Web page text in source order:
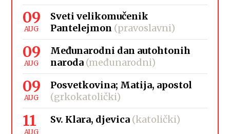
09
AUG
Sveti velikomučenik
Pantelejmon (pravoslavni)
09
AUG
Međunarodni dan autohtonih
naroda (međunarodni)
09
AUG
Posvetkovina; Matija, apostol
(grkokatolički)
11
AUG
Sv. Klara, djevica (katolički)